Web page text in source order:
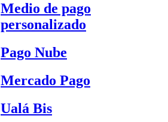
Medio de pago
personalizado
Pago Nube
Mercado Pago
Ualá Bis